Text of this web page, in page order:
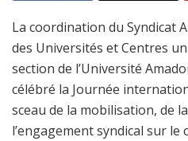
La coordination du Syndicat
des Universités et Centres
section de l’Université
célébré la Journée
sceau de la mobilisation, de
l’engagement syndical sur le